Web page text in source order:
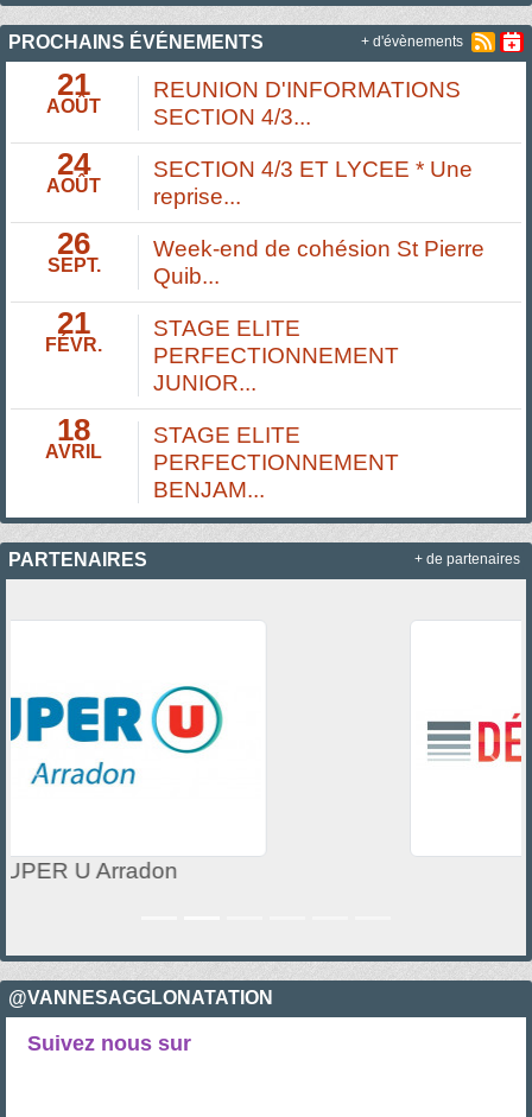
PROCHAINS ÉVÉNEMENTS
21
AOÛT
REUNION D'INFORMATIONS
SECTION 4/3...
24
AOÛT
SECTION 4/3 ET LYCEE * Une
reprise...
26
SEPT.
Week-end de cohésion St Pierre
Quib...
21
FÉVR.
STAGE ELITE
PERFECTIONNEMENT
JUNIOR...
18
AVRIL
STAGE ELITE
PERFECTIONNEMENT
BENJAM...
+ d'évènements
PARTENAIRES
Précedent
+ de partenaires
@VANNESAGGLONATATION
Suivez nous sur